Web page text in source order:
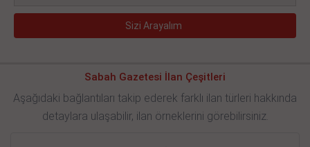
Sabah Gazetesi İlan Çeşitleri
Aşağıdaki bağlantıları takip ederek farklı ilan türleri hakkında
detaylara ulaşabilir, ilan örneklerini görebilirsiniz.